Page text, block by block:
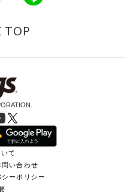
TOP
て
い合わせ
ーポリシー